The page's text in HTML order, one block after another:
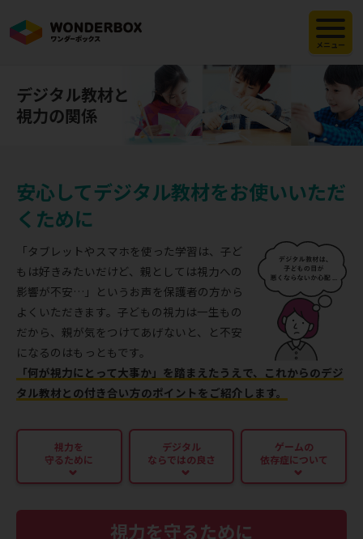
メニュー
デジタル教材と
視力の関係
安心してデジタル教材をお使いいただ
くために
「タブレットやスマホを使った学習は、子ど
もは好きみたいだけど、親としては視力への
影響が不安…」というお声を保護者の方から
よくいただきます。子どもの視力は一生もの
だから、親が気をつけてあげないと、と不安
になるのはもっともです。
「何が視力にとって大事か」を踏まえたうえで、これからのデジ
タル教材との付き合い方のポイントをご紹介します。
視力を
守るために
デジタル
ならではの良さ
ゲームの
依存症について
視力を守るために